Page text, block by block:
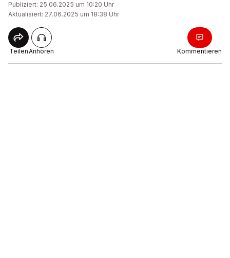
Publiziert: 25.06.2025 um 10:20 Uhr
Aktualisiert: 27.06.2025 um 18:38 Uhr
TeilenAnhören Kommentieren